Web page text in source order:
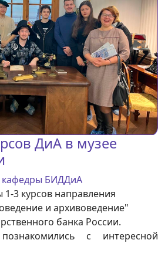
ДиА в музее
БИДДиА
1-3 курсов направления
и архивоведение"
банка России.
с интересной